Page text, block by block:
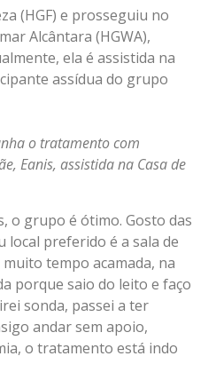
(HGF) e prosseguiu no
Alcântara (HGWA),
ela é assistida na
assídua do grupo
o tratamento com
Eanis, assistida na Casa de
o grupo é ótimo. Gosto das
local preferido é a sala de
tempo acamada, na
porque saio do leito e faço
sonda, passei a ter
andar sem apoio,
o tratamento está indo